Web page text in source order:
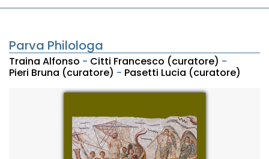
Parva Philologa
Traina Alfonso - Citti Francesco (curatore) -
Pieri Bruna (curatore) - Pasetti Lucia (curatore)